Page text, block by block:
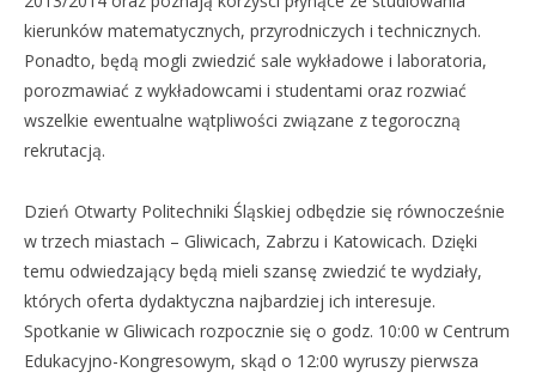
kierunków matematycznych, przyrodniczych i technicznych.
Ponadto, będą mogli zwiedzić sale wykładowe i laboratoria,
porozmawiać z wykładowcami i studentami oraz rozwiać
wszelkie ewentualne wątpliwości związane z tegoroczną
rekrutacją.
Dzień Otwarty Politechniki Śląskiej odbędzie się równocześnie
w trzech miastach – Gliwicach, Zabrzu i Katowicach. Dzięki
temu odwiedzający będą mieli szansę zwiedzić te wydziały,
których oferta dydaktyczna najbardziej ich interesuje.
Spotkanie w Gliwicach rozpocznie się o godz. 10:00 w Centrum
Edukacyjno-Kongresowym, skąd o 12:00 wyruszy pierwsza